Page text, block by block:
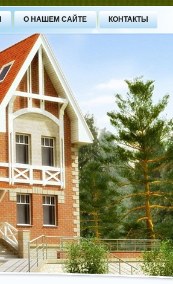
О НАШЕМ САЙТЕ КОНТАКТЫ